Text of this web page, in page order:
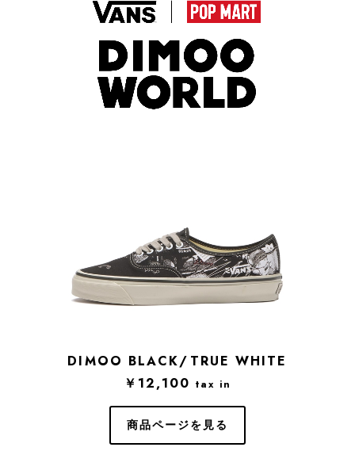
DIMOO BLACK/TRUE WHITE
￥12,100 tax in
商品ページを見る